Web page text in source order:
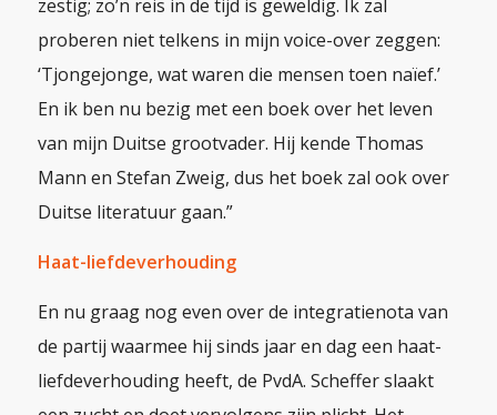
zestig; zo’n reis in de tijd is geweldig. Ik zal
proberen niet telkens in mijn voice-over zeggen:
‘Tjongejonge, wat waren die mensen toen naïef.’
En ik ben nu bezig met een boek over het leven
van mijn Duitse grootvader. Hij kende Thomas
Mann en Stefan Zweig, dus het boek zal ook over
Duitse literatuur gaan.”
Haat-liefdeverhouding
En nu graag nog even over de integratienota van
de partij waarmee hij sinds jaar en dag een haat-
liefdeverhouding heeft, de PvdA. Scheffer slaakt